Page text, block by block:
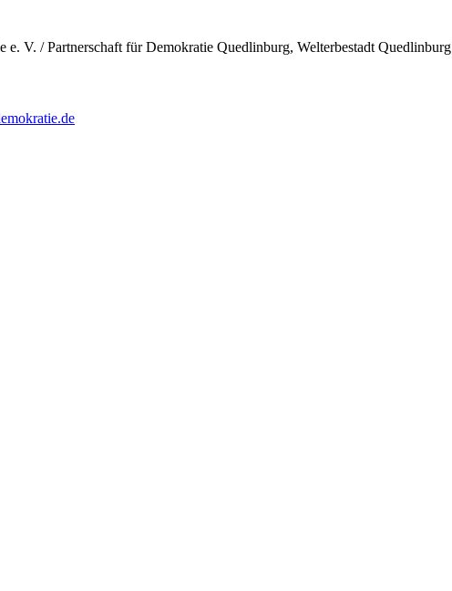
e. V. / Partnerschaft für Demokratie Quedlinburg, Welterbestadt Quedlinburg